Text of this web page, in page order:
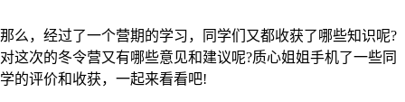
那么，经过了一个营期的学习，同学们又都收获了哪些知识呢?
对这次的冬令营又有哪些意见和建议呢?质心姐姐手机了一些同
学的评价和收获，一起来看看吧!